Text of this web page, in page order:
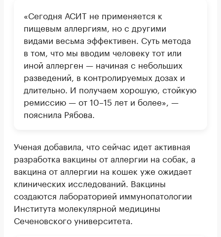
«Сегодня АСИТ не применяется к
пищевым аллергиям, но с другими
видами весьма эффективен. Суть метода
в том, что мы вводим человеку тот или
иной аллерген — начиная с небольших
разведений, в контролируемых дозах и
длительно. И получаем хорошую, стойкую
ремиссию — от 10–15 лет и более», —
пояснила Рябова.
Ученая добавила, что сейчас идет активная
разработка вакцины от аллергии на собак, а
вакцина от аллергии на кошек уже ожидает
клинических исследований. Вакцины
создаются лабораторией иммунопатологии
Института молекулярной медицины
Сеченовского университета.